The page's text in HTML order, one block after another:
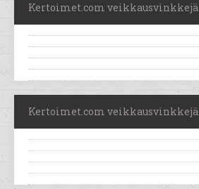
Kertoimet.com veikkausvinkkejä
Kertoimet.com veikkausvinkkejä